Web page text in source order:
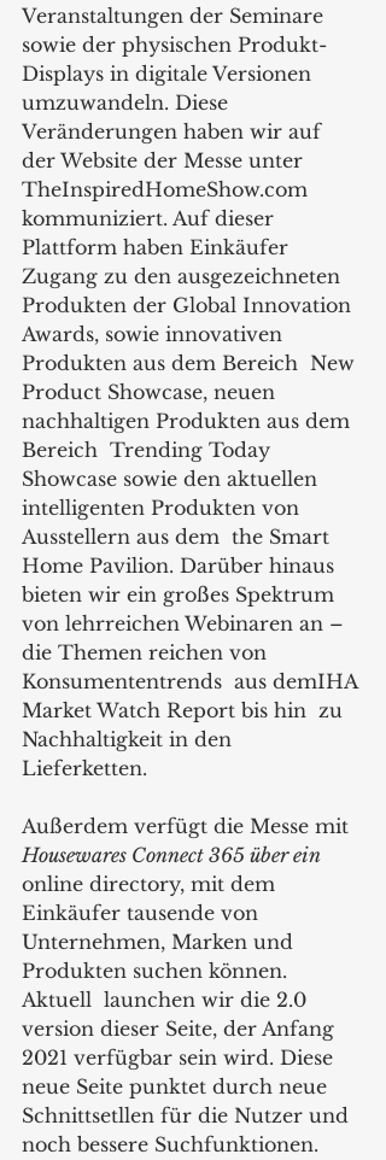
Veranstaltungen der Seminare
sowie der physischen Produkt-
Displays in digitale Versionen
umzuwandeln. Diese
Veränderungen haben wir auf
der Website der Messe unter
TheInspiredHomeShow.com
kommuniziert. Auf dieser
Plattform haben Einkäufer
Zugang zu den ausgezeichneten
Produkten der Global Innovation
Awards, sowie innovativen
Produkten aus dem Bereich  New
Product Showcase, neuen
nachhaltigen Produkten aus dem
Bereich  Trending Today
Showcase sowie den aktuellen
intelligenten Produkten von
Ausstellern aus dem  the Smart
Home Pavilion. Darüber hinaus
bieten wir ein großes Spektrum
von lehrreichen Webinaren an –
die Themen reichen von
Konsumententrends  aus demIHA
Market Watch Report bis hin  zu
Nachhaltigkeit in den
Lieferketten.
Außerdem verfügt die Messe mit
Housewares Connect 365 über ein
online directory, mit dem
Einkäufer tausende von
Unternehmen, Marken und
Produkten suchen können.
Aktuell  launchen wir die 2.0
version dieser Seite, der Anfang
2021 verfügbar sein wird. Diese
neue Seite punktet durch neue
Schnittsetllen für die Nutzer und
noch bessere Suchfunktionen.